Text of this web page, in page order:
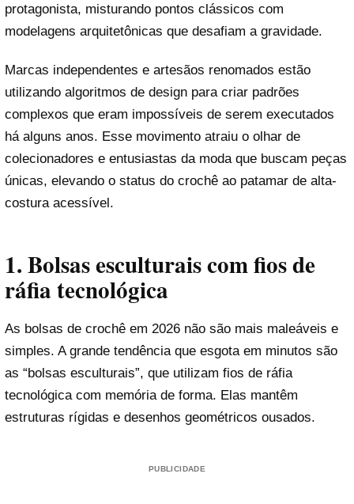
protagonista, misturando pontos clássicos com
modelagens arquitetônicas que desafiam a gravidade.
Marcas independentes e artesãos renomados estão
utilizando algoritmos de design para criar padrões
complexos que eram impossíveis de serem executados
há alguns anos. Esse movimento atraiu o olhar de
colecionadores e entusiastas da moda que buscam peças
únicas, elevando o status do crochê ao patamar de alta-
costura acessível.
1. Bolsas esculturais com fios de
ráfia tecnológica
As bolsas de crochê em 2026 não são mais maleáveis e
simples. A grande tendência que esgota em minutos são
as “bolsas esculturais”, que utilizam fios de ráfia
tecnológica com memória de forma. Elas mantêm
estruturas rígidas e desenhos geométricos ousados.
PUBLICIDADE